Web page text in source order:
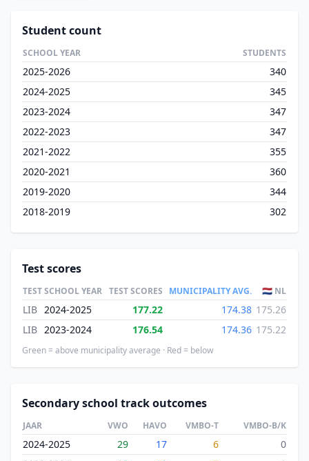
Student count
SCHOOL YEAR STUDENTS
2025-2026
340
2024-2025
345
2023-2024
347
2022-2023
347
2021-2022
355
2020-2021
360
2019-2020
344
2018-2019
302
Test scores
TESTSCHOOL YEAR TEST SCORES MUNICIPALITY AVG. 🇳🇱 NL
LIB 2024-2025 177.22 174.38 175.26
LIB 2023-2024 176.54 174.36 175.22
Green = above municipality average · Red = below
Secondary school track outcomes
JAAR VWO HAVO VMBO-T VMBO-B/K
2024-2025 29 17 6
0